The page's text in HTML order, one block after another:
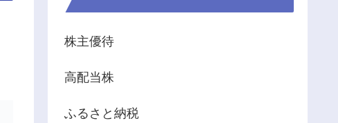
株主優待
高配当株
ふるさと納税